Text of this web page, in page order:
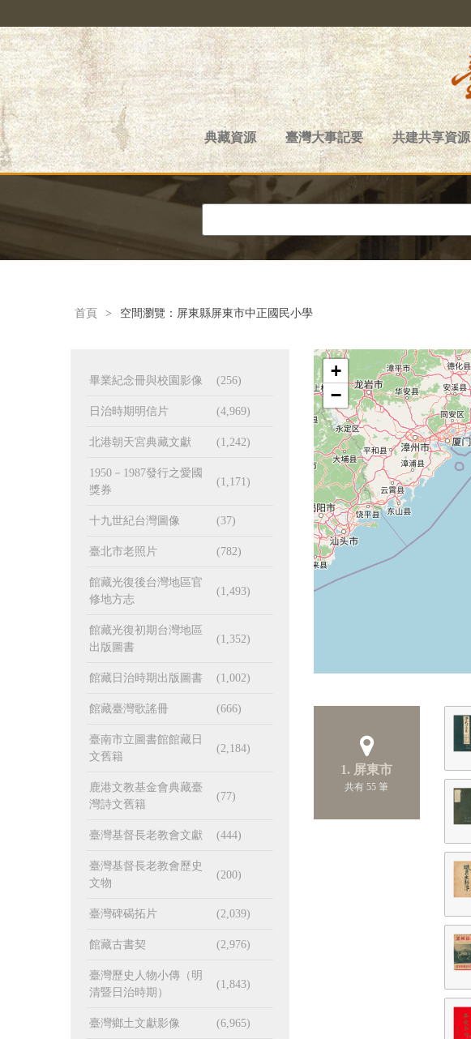
典藏資源 臺灣大事記要 共建共享資源
首頁 > 空間瀏覽：屏東縣屏東市中正國民小學
畢業紀念冊與校園影像 (256)
日治時期明信片 (4,969)
北港朝天宮典藏文獻 (1,242)
1950－1987發行之愛國
獎券
(1,171)
十九世紀台灣圖像 (37)
臺北市老照片 (782)
館藏光復後台灣地區官
修地方志
(1,493)
館藏光復初期台灣地區
出版圖書
(1,352)
館藏日治時期出版圖書 (1,002)
館藏臺灣歌謠冊 (666)
臺南市立圖書館館藏日
文舊籍
(2,184)
鹿港文教基金會典藏臺
灣詩文舊籍
(77)
臺灣基督長老教會文獻 (444)
臺灣基督長老教會歷史
文物
(200)
臺灣碑碣拓片 (2,039)
館藏古書契 (2,976)
臺灣歷史人物小傳（明
清暨日治時期）
(1,843)
臺灣鄉土文獻影像 (6,965)
+
−
1. 屏東市
共有 55 筆